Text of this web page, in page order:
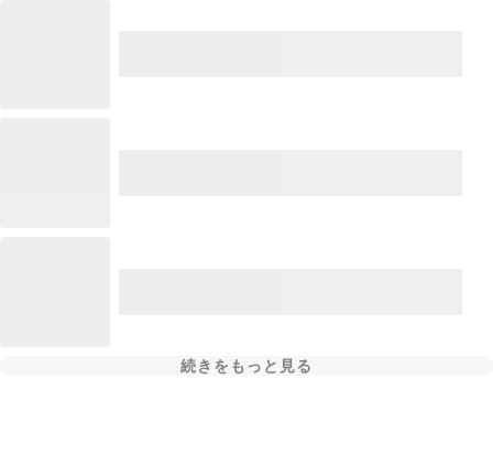
続きをもっと見る